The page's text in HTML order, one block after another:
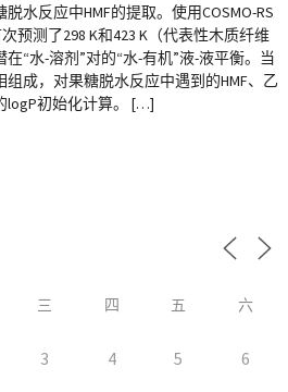
水反应中HMF的提取。使用COSMO-RS
预测了298 K和423 K（代表性木质纤维
“水-溶剂”对的“水-有机”液-液平衡。当
成，对果糖脱水反应中遇到的HMF、乙
logP初始化计算。 […]
三 四 五 六
3 4 5 6